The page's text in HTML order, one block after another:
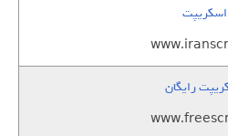
اسکریپت
رایگان